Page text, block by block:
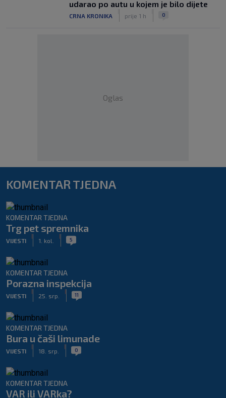
udarao po autu u kojem je bilo dijete
CRNA KRONIKA prije 1 h 0
Oglas
KOMENTAR TJEDNA
KOMENTAR TJEDNA
Trg pet spremnika
VIJESTI 1. kol. 5
KOMENTAR TJEDNA
Porazna inspekcija
VIJESTI 25. srp. 11
KOMENTAR TJEDNA
Bura u čaši limunade
VIJESTI 18. srp. 0
KOMENTAR TJEDNA
VAR ili VARka?